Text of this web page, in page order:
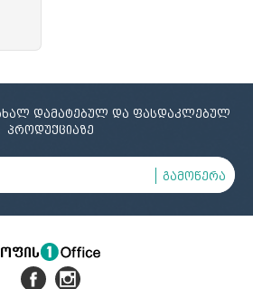
დამატებულ და ფასდაკლებულ
პროდუქციაზე
გამოწერა